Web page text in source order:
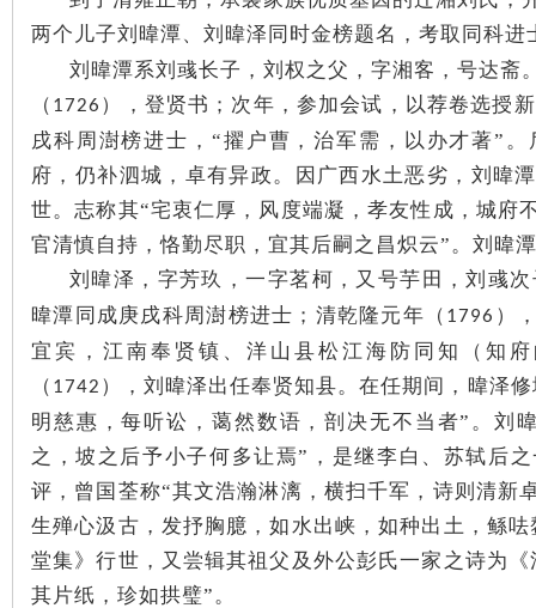
两个儿子刘暐潭、刘暐泽同时金榜题名，考取同科进
刘暐潭系刘彧长子，刘权之父，字湘客，号达斋
（ 1726 ），登贤书；次年，参加会试，以荐卷选授
戌科周澍榜进士， “擢户曹，治军需，以办才著”
府，仍补泗城，卓有异政。因广西水土恶劣，刘暐
世。志称其“宅衷仁厚，风度端凝，孝友性成，城府
官清慎自持，恪勤尽职，宜其后嗣之昌炽云”。刘暐
刘暐泽，字芳玖，一字茗柯，又号芋田，刘彧
暐潭同成庚戌科周澍榜进士；清乾隆元年（ 1796 ）
宜宾，江南奉贤镇、洋山县松江海防同知（知
（ 1742 ），刘暐泽出任奉贤知县。在任期间，暐泽
明慈惠，每听讼，蔼然数语，剖决无不当者”。刘
之，坡之后予小子何多让焉”，是继李白、苏轼后
评，曾国荃称“其文浩瀚淋漓，横扫千军，诗则清新
生殚心汲古，发抒胸臆，如水出峡，如种出土，鲧
堂集》行世，又尝辑其祖父及外公彭氏一家之诗为
其片纸，珍如拱璧”。